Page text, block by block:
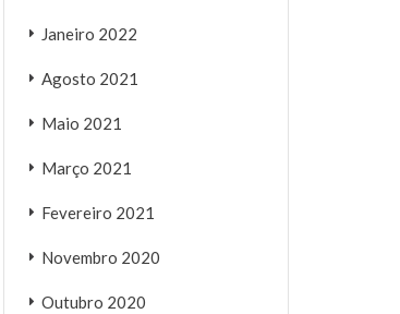
Janeiro 2022
Agosto 2021
Maio 2021
Março 2021
Fevereiro 2021
Novembro 2020
Outubro 2020